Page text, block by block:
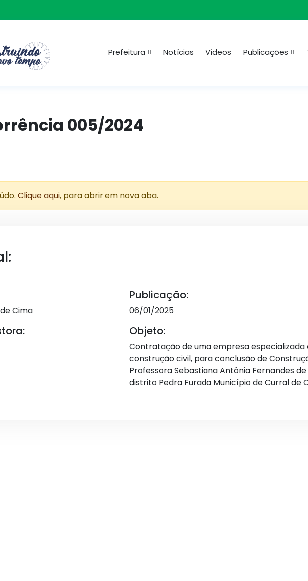
Prefeitura Notícias Vídeos Publicações
005/2024
Clique aqui, para abrir em nova aba.
Cima
Publicação:
06/01/2025
Objeto:
Contratação de uma empresa especializada
construção civil, para conclusão de
Professora Sebastiana Antônia Fernandes de
distrito Pedra Furada Município de Curral de